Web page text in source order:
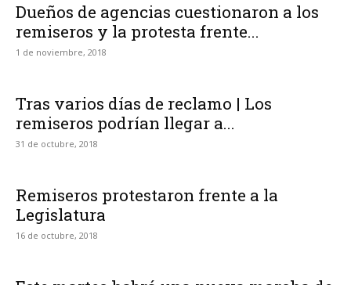
Dueños de agencias cuestionaron a los
remiseros y la protesta frente...
1 de noviembre, 2018
Tras varios días de reclamo | Los
remiseros podrían llegar a...
31 de octubre, 2018
Remiseros protestaron frente a la
Legislatura
16 de octubre, 2018